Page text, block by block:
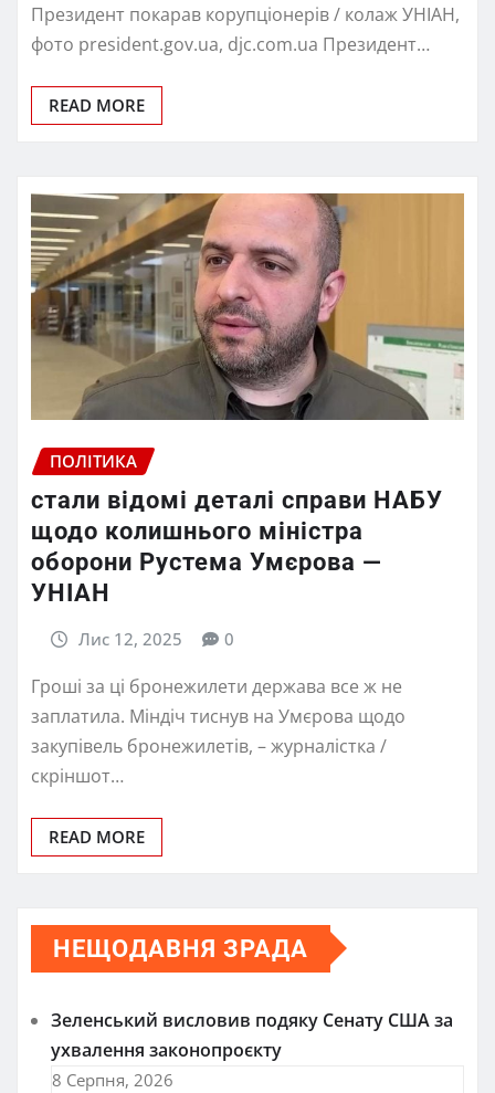
Президент покарав корупціонерів / колаж УНІАН,
фото president.gov.ua, djc.com.ua Президент…
READ MORE
ПОЛІТИКА
стали відомі деталі справи НАБУ
щодо колишнього міністра
оборони Рустема Умєрова —
УНІАН
Лис 12, 2025 0
Гроші за ці бронежилети держава все ж не
заплатила. Міндіч тиснув на Умєрова щодо
закупівель бронежилетів, – журналістка /
скріншот…
READ MORE
НЕЩОДАВНЯ ЗРАДА
Зеленський висловив подяку Сенату США за
ухвалення законопроєкту
8 Серпня, 2026